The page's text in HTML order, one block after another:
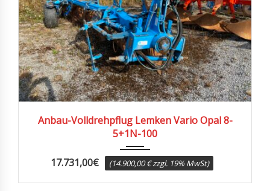
Anbau-Volldrehpflug Lemken Vario Opal 8-
5+1N-100
17.731,00€ (14.900,00 € zzgl. 19% MwSt)